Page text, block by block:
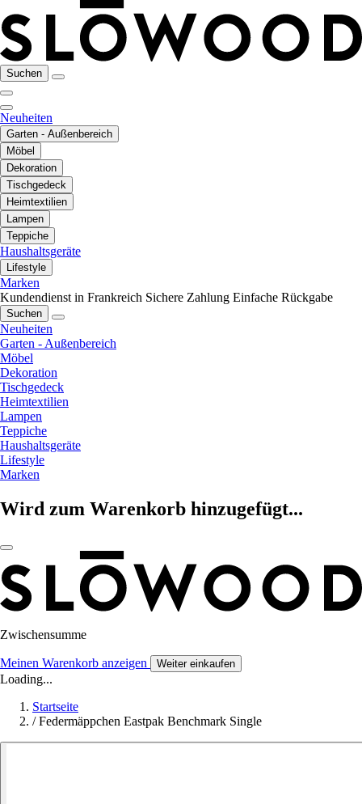
Suchen
Neuheiten
Garten - Außenbereich
Möbel
Dekoration
Tischgedeck
Heimtextilien
Lampen
Teppiche
Haushaltsgeräte
Lifestyle
Marken
Kundendienst in Frankreich Sichere Zahlung Einfache Rückgabe
Suchen
Neuheiten
Garten - Außenbereich
Möbel
Dekoration
Tischgedeck
Heimtextilien
Lampen
Teppiche
Haushaltsgeräte
Lifestyle
Marken
Wird zum Warenkorb hinzugefügt...
Zwischensumme
Meinen Warenkorb anzeigen Weiter einkaufen
Loading...
Startseite
/ Federmäppchen Eastpak Benchmark Single